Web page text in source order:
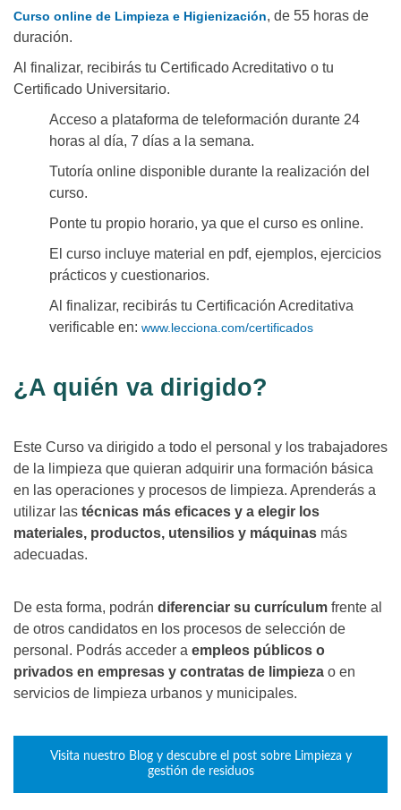
Curso online de Limpieza e Higienización, de 55 horas de
duración.
Al finalizar, recibirás tu Certificado Acreditativo o tu
Certificado Universitario.
Acceso a plataforma de teleformación durante 24
horas al día, 7 días a la semana.
Tutoría online disponible durante la realización del
curso.
Ponte tu propio horario, ya que el curso es online.
El curso incluye material en pdf, ejemplos, ejercicios
prácticos y cuestionarios.
Al finalizar, recibirás tu Certificación Acreditativa
verificable en: www.lecciona.com/certificados
¿A quién va dirigido?
Este Curso va dirigido a todo el personal y los trabajadores
de la limpieza que quieran adquirir una formación básica
en las operaciones y procesos de limpieza. Aprenderás a
utilizar las técnicas más eficaces y a elegir los
materiales, productos, utensilios y máquinas más
adecuadas.
De esta forma, podrán diferenciar su currículum frente al
de otros candidatos en los procesos de selección de
personal. Podrás acceder a empleos públicos o
privados en empresas y contratas de limpieza o en
servicios de limpieza urbanos y municipales.
Visita nuestro Blog y descubre el post sobre Limpieza y
gestión de residuos